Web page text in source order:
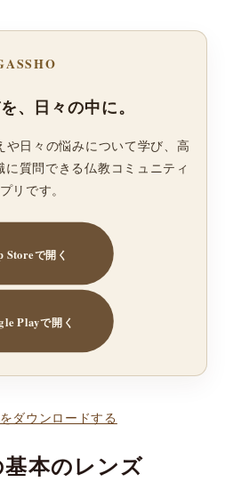
、日々の中に。
や日々の悩みについて学び、高
質問できる仏教コミュニティ
リです。
Storeで開く
Playで開く
ダウンロードする
本のレンズ